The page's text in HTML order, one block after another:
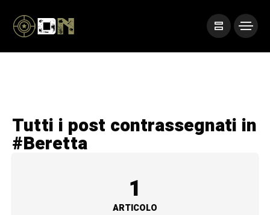
Tutti i post contrassegnati in
#Beretta
1
ARTICOLO